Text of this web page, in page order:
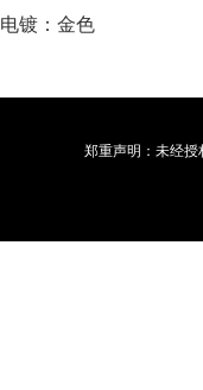
电镀：金色
郑重声明：未经授